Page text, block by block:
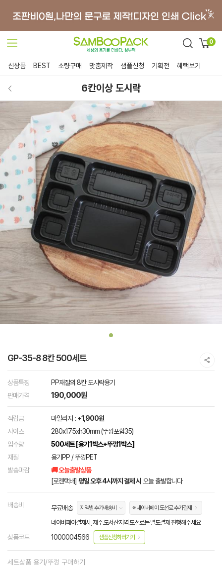
0
신상품 BEST 소량구매 맞춤제작 샘플신청 기획전 혜택보기
6칸이상 도시락
GP-35-8 8칸 500세트
상품특징
PP재질의 8칸 도시락용기
판매가격
190,000원
적립금 마일리지 : +1,900원
사이즈
280x175xh30mm (뚜껑포함35)
입수량
500세트 [용기1박스+뚜껑1박스]
재질
용기PP / 뚜껑PET
발송마감
🚚 오늘출발상품
[로젠택배] 평일 오후 4시까지 결제 시 오늘 출발합니다
배송비 무료배송 지역별 추가배송비 ※ 네이버페이 도선료 추가결제
네이버페이결제시, 제주.도서산지역 도선료는 별도결제 진행해주세요
상품코드 1000004566 샘플신청하러가기
세트상품 용기/뚜껑 구매하기